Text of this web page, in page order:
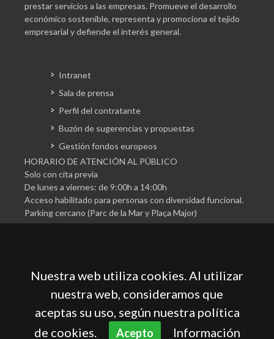
prestar servicios a las empresas. Promueve el desarrollo
económico sostenible, representa y promociona el tejido
empresarial y defiende el interés general.
Intranet
Sala de prensa
Perfil del contratante
Buzón de sugerencias y propuestas
Gestión fondos europeos
HORARIO DE ATENCIÓN AL PÚBLICO
Solo con cita previa
De lunes a viernes: de 9:00h a 14:00h
Acceso habilitado para personas con diversidad funcional.
Parking cercano (Parc de la Mar y Plaça Major)
Cámara Oficial de Comercio, Industria, Servicios y
Navegación de Mallorca
Nuestra web utiliza cookies. Al utilizar
nuestra web, consideramos que
aceptas su uso, según nuestra política
de cookies.
Acepto Información